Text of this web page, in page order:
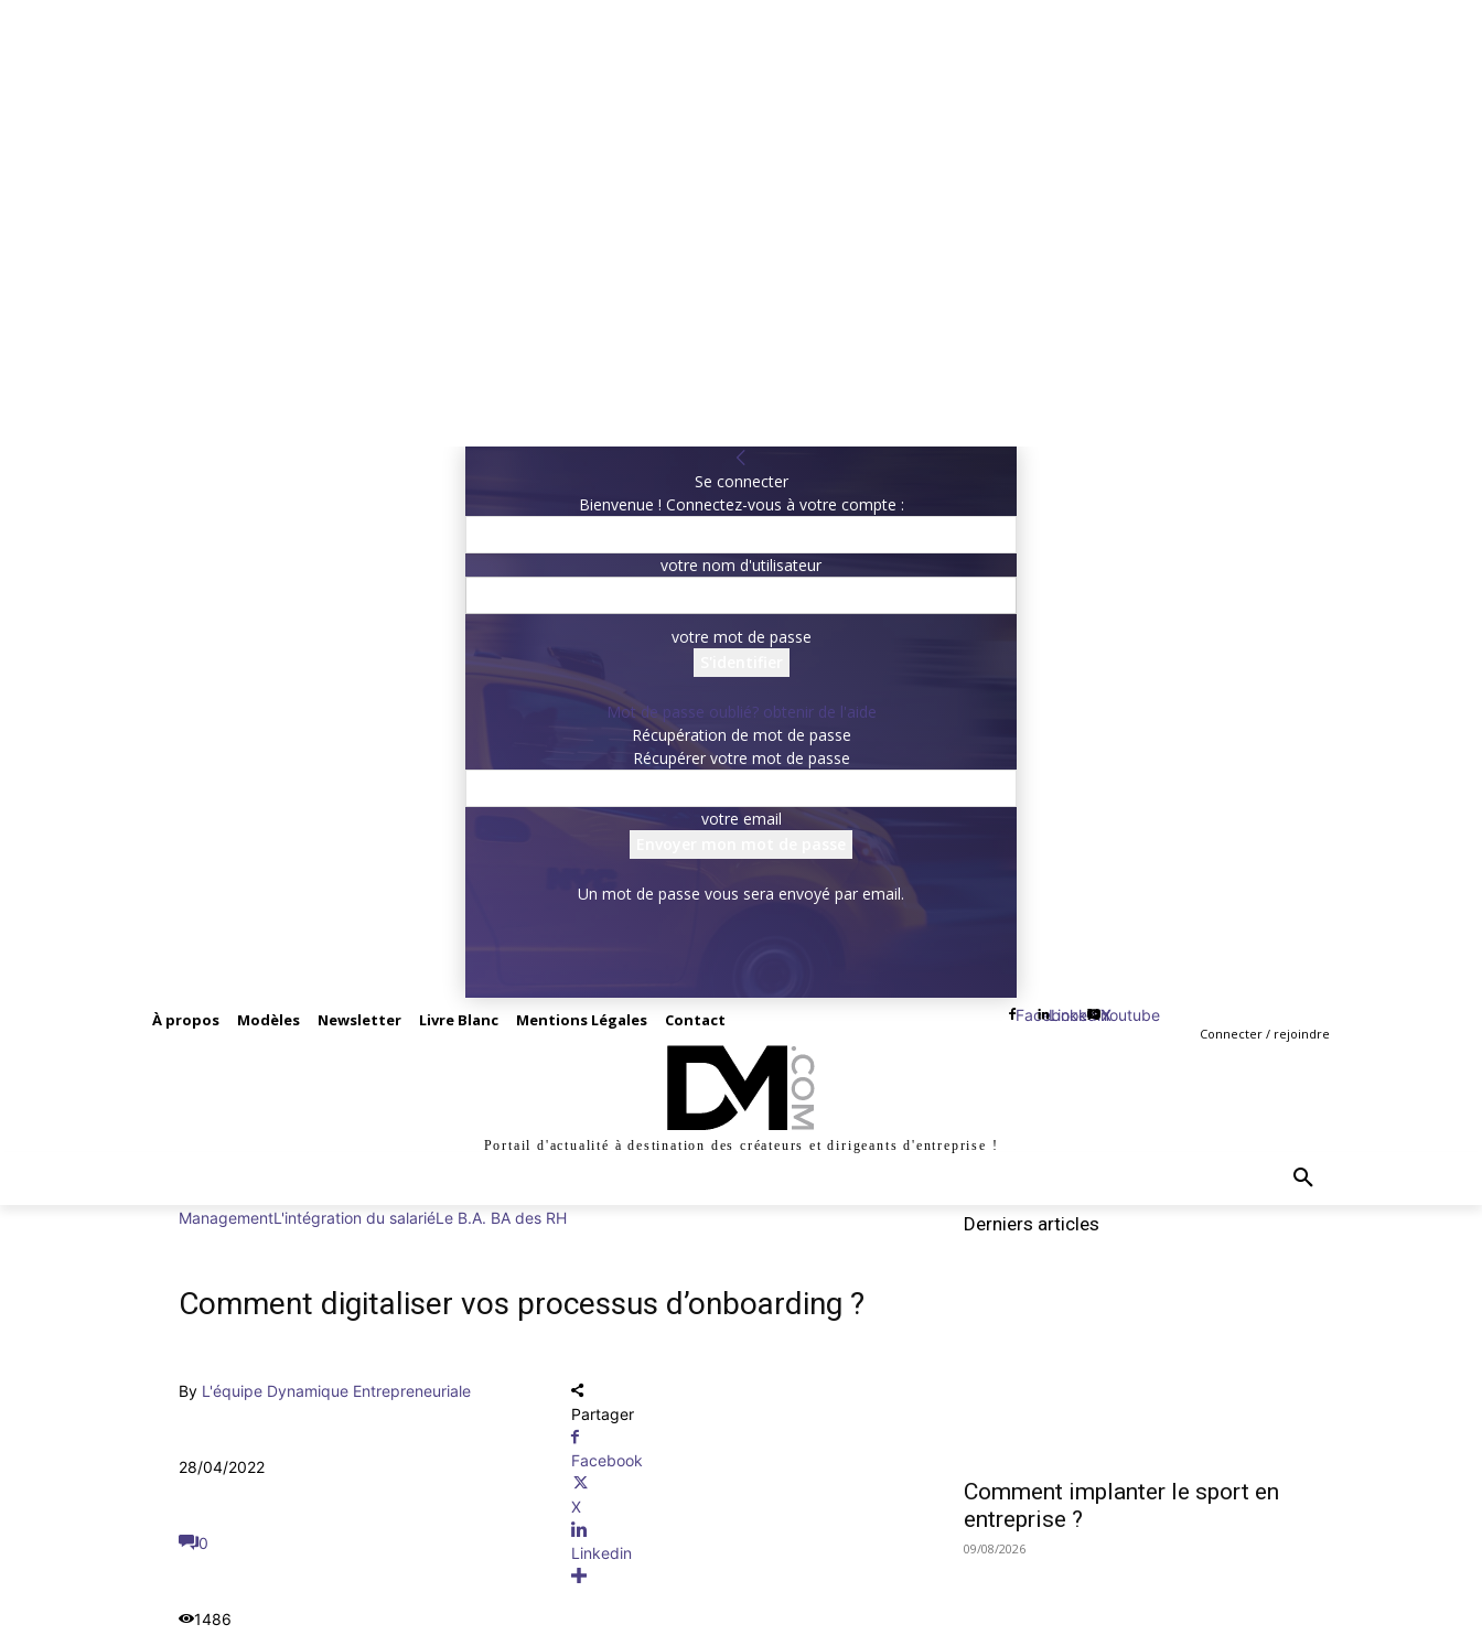
Se connecter
Bienvenue ! Connectez-vous à votre compte :
votre nom d'utilisateur
votre mot de passe
Mot de passe oublié? obtenir de l'aide
Récupération de mot de passe
Récupérer votre mot de passe
votre email
Un mot de passe vous sera envoyé par email.
À propos Modèles Newsletter Livre Blanc Mentions Légales Contact Facebook
Linkedin
X
Youtube
Connecter / rejoindre
Portail d'actualité à destination des créateurs et dirigeants d'entreprise !
ManagementL'intégration du salariéLe B.A. BA des RH
Comment digitaliser vos processus d’onboarding ?
By L'équipe Dynamique Entrepreneuriale
28/04/2022
0
1486
Partager
Facebook
X
Linkedin
Derniers articles
Comment implanter le sport en
entreprise ?
09/08/2026